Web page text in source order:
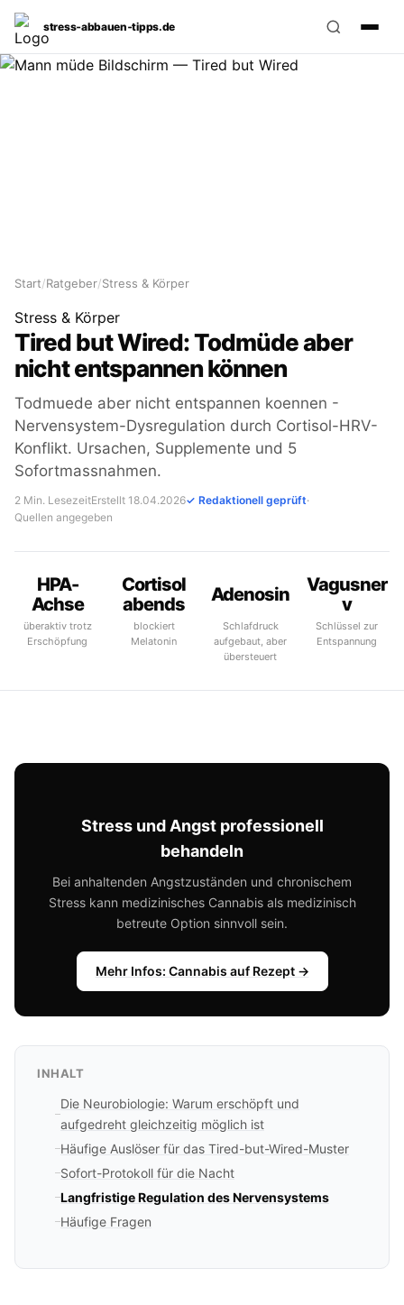
stress‑abbauen‑tipps.de
Start/Ratgeber/Stress & Körper
Stress & Körper
Tired but Wired: Todmüde aber
nicht entspannen können
Todmuede aber nicht entspannen koennen -
Nervensystem-Dysregulation durch Cortisol-HRV-
Konflikt. Ursachen, Supplemente und 5
Sofortmassnahmen.
2 Min. LesezeitErstellt 18.04.2026✓ Redaktionell geprüft·
Quellen angegeben
HPA-
Achse
überaktiv trotz
Erschöpfung
Cortisol
abends
blockiert
Melatonin
Adenosin
Schlafdruck
aufgebaut, aber
übersteuert
Vagusner
v
Schlüssel zur
Entspannung
Stress und Angst professionell
behandeln
Bei anhaltenden Angstzuständen und chronischem
Stress kann medizinisches Cannabis als medizinisch
betreute Option sinnvoll sein.
Mehr Infos: Cannabis auf Rezept →
INHALT
Die Neurobiologie: Warum erschöpft und
aufgedreht gleichzeitig möglich ist
Häufige Auslöser für das Tired-but-Wired-Muster
Sofort-Protokoll für die Nacht
Langfristige Regulation des Nervensystems
Häufige Fragen